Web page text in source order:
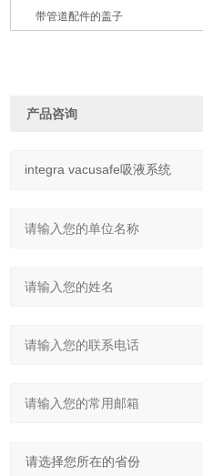
带管道配件的盖子
产品咨询